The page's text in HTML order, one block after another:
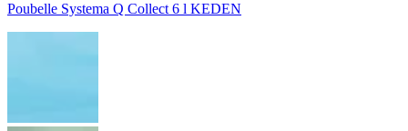
Poubelle Systema Q Collect 6 l KEDEN